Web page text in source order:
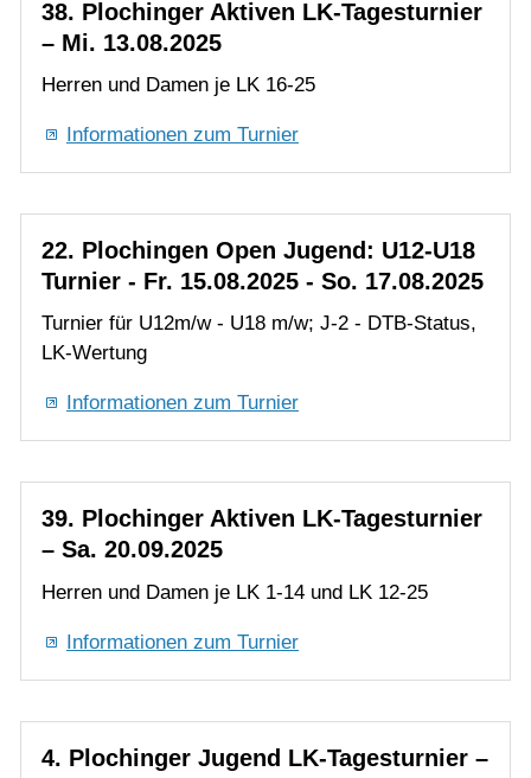
Turnier - Fr. 15.08.2025 - So. 17.08.2025
Turnier für U12m/w - U18 m/w; J-2 - DTB-Status,
LK-Wertung
Informationen zum Turnier
– Sa. 20.09.2025
Herren und Damen je LK 1-14 und LK 12-25
4. Plochinger Jugend LK-Tagesturnier –
So. 21.09.2025
U11 LK 15-25, U12 LK 15-25 und U15 LK 13-25 je
Informationen zum Turnier